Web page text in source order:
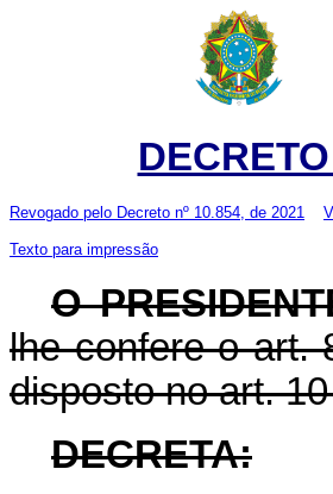
Revogado pelo Decreto nº 10.854, de 2021
Texto para impressão
O
lhe confere o art.
disposto no art.
DECRETA: